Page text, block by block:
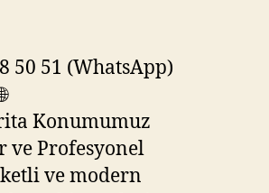
Kadıköy
Yalıtım
&
50 51 (WhatsApp)
Konumumuz
ve Profesyonel
ve modern